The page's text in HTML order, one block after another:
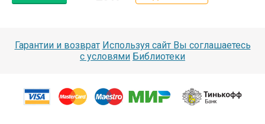
Гарантии и возврат Используя сайт Вы соглашаетесь
с условями Библиотеки